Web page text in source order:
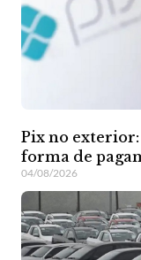
Pix no exterior:
forma de
04/08/2026